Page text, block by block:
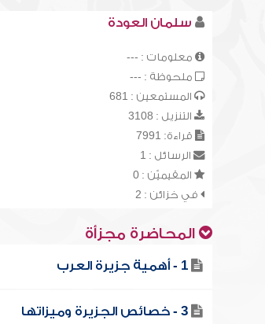
سلمان العودة
معلومات : ---
ملحوظة : ---
المستمعين : 681
التنزيل : 3108
قراءة: 7991
الرسائل : 1
المقيميّن : 0
في خزائن : 2
المحاضرة مجزأة
1 - أهمية جزيرة العرب
3 - خصائص الجزيرة وميزاتها